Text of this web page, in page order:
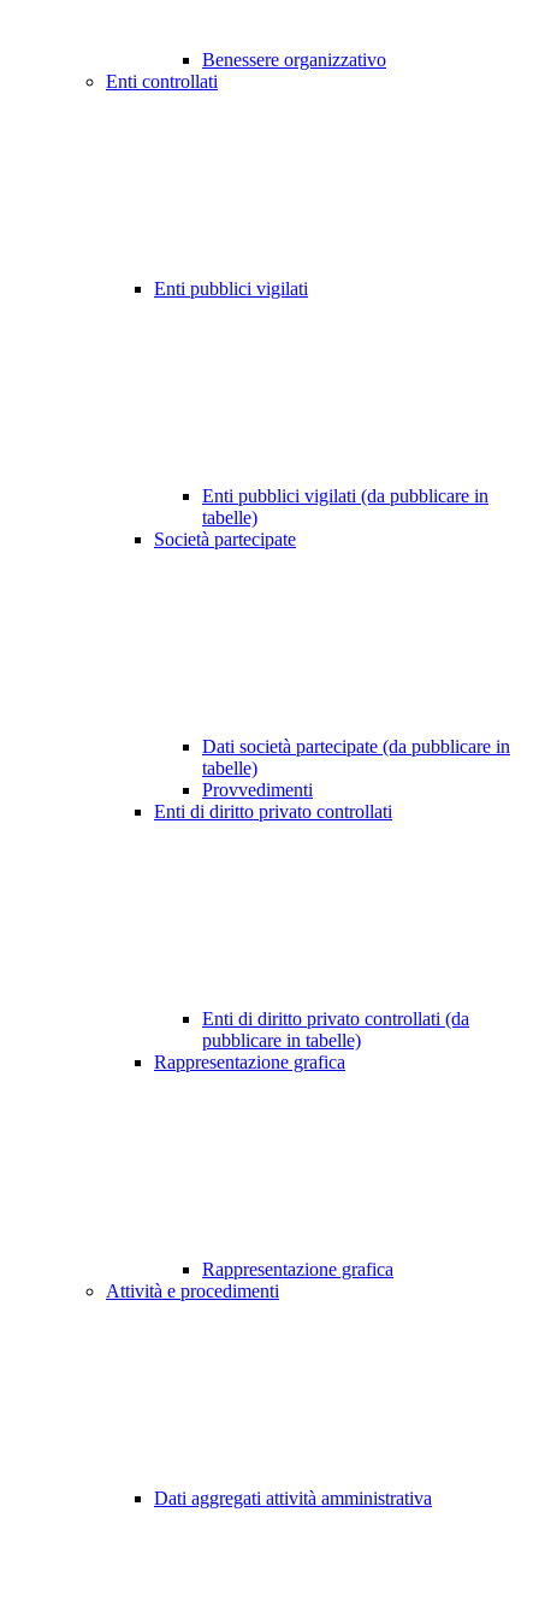
Benessere organizzativo
Enti controllati
Enti pubblici vigilati
Enti pubblici vigilati (da pubblicare in
tabelle)
Società partecipate
Dati società partecipate (da pubblicare in
tabelle)
Provvedimenti
Enti di diritto privato controllati
Enti di diritto privato controllati (da
pubblicare in tabelle)
Rappresentazione grafica
Rappresentazione grafica
Attività e procedimenti
Dati aggregati attività amministrativa